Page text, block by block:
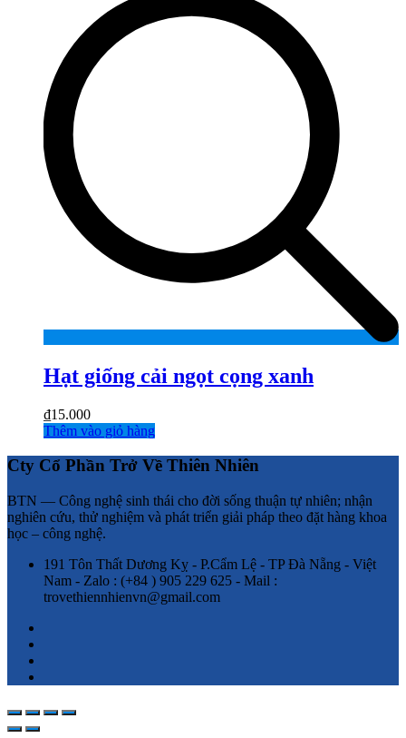
Hạt giống cải ngọt cọng xanh
₫15.000
Thêm vào giỏ hàng
Cty Cổ Phần Trở Về Thiên Nhiên
BTN — Công nghệ sinh thái cho đời sống thuận tự nhiên; nhận
nghiên cứu, thử nghiệm và phát triển giải pháp theo đặt hàng khoa
học – công nghệ.
191 Tôn Thất Dương Kỵ - P.Cẩm Lệ - TP Đà Nẵng - Việt
Nam - Zalo : (+84 ) 905 229 625 - Mail :
trovethiennhienvn@gmail.com